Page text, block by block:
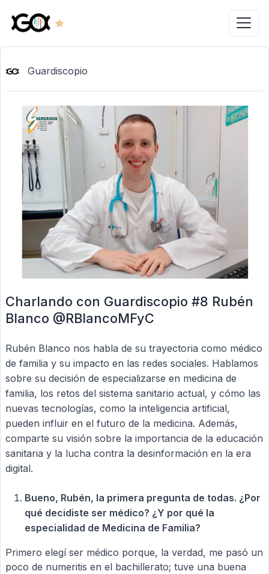
Guardiscopio
Charlando con Guardiscopio #8 Rubén
Blanco @RBlancoMFyC
Rubén Blanco nos habla de su trayectoria como médico
de familia y su impacto en las redes sociales. Hablamos
sobre su decisión de especializarse en medicina de
familia, los retos del sistema sanitario actual, y cómo las
nuevas tecnologías, como la inteligencia artificial,
pueden influir en el futuro de la medicina. Además,
comparte su visión sobre la importancia de la educación
sanitaria y la lucha contra la desinformación en la era
digital.
Bueno, Rubén, la primera pregunta de todas. ¿Por
qué decidiste ser médico? ¿Y por qué la
especialidad de Medicina de Familia?
Primero elegí ser médico porque, la verdad, me pasó un
poco de numeritis en el bachillerato; tuve una buena